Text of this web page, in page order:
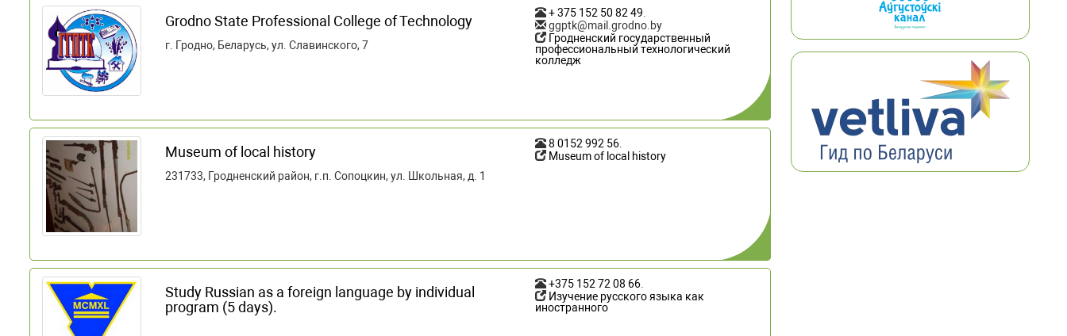
Grodno State Professional College of Technology
г. Гродно, Беларусь, ул. Славинского, 7
+ 375 152 50 82 49
ggptk@mail.grodno.by
Гродненский государственный
профессиональный технологический
колледж
Museum of local history
231733, Гродненский район, г.п. Сопоцкин, ул. Школьная, д. 1
8 0152 992 56.
Museum of local history
Study Russian as a foreign language by individual
program (5 days).
+375 152 72 08 66
Изучение русского языка как
иностранного